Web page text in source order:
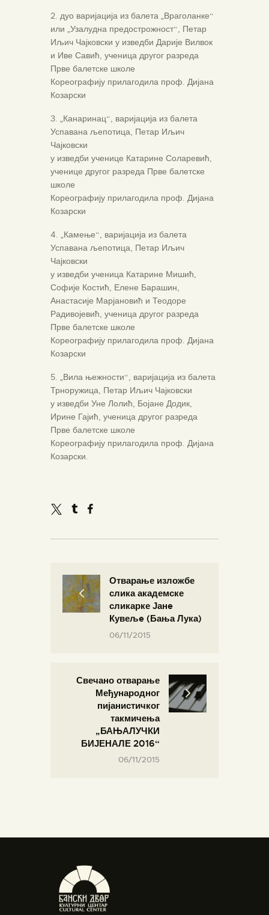
2. дуо варијација из балета „Враголанке“
или „Узалудна предострожност“, Петар
Иљич Чајковски у изведби Дарије Вилвок
и Иве Савић, ученица другог разреда
Прве балетске школе
Кореографију прилагодила проф. Дијана
Козарски
3. „Канаринац“, варијација из балета
Успавана љепотица, Петар Иљич
Чајковски
у изведби ученице Катарине Соларевић,
ученице другог разреда Прве балетске
школе
Кореографију прилагодила проф. Дијана
Козарски
4. „Камење“, варијација из балета
Успавана љепотица, Петар Иљич
Чајковски
у изведби ученица Катарине Мишић,
Софије Костић, Елене Барашин,
Анастасије Марјановић и Теодоре
Радивојевић, ученица другог разреда
Прве балетске школе
Кореографију прилагодила проф. Дијана
Козарски
5. „Вила њежности“, варијација из балета
Трноружица, Петар Иљич Чајковски
у изведби Уне Лолић, Бојане Додик,
Ирине Гајић, ученица другог разреда
Прве балетске школе
Кореографију прилагодила проф. Дијана
Козарски.
Отварање изложбе
слика академске
сликарке Јанe
Кувељe (Бања Лука)
06/11/2015
Свечано отварање
Међународног
пијанистичког
такмичења
„БАЊАЛУЧКИ
БИЈЕНАЛЕ 2016“
06/11/2015